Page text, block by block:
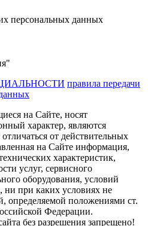
персональных данных
правила передачи
на Сайте, носят
характер, являются
от действительных
на Сайте информация,
характеристик,
услуг, сервисного
оборудования, условий
ни при каких условиях не
определяемой положениями ст.
Федерации.
без разрешения запрещено!